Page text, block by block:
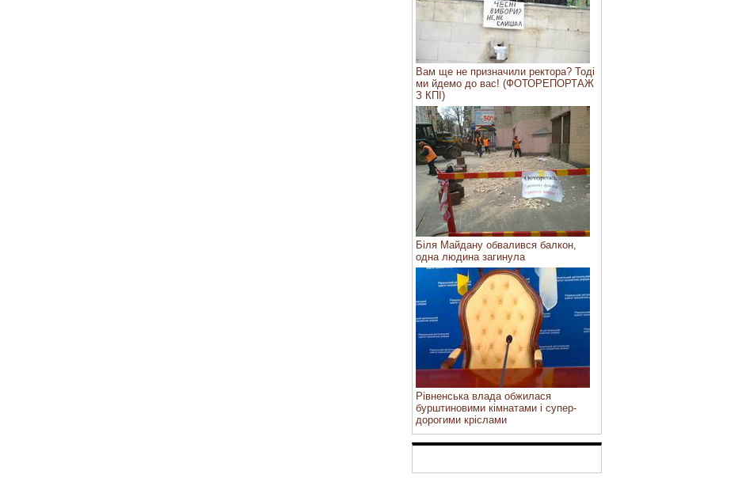
Вам ще не призначили ректора? Тоді
ми йдемо до вас! (ФОТОРЕПОРТАЖ
З КПІ)
Біля Майдану обвалився балкон,
одна людина загинула
Рівненська влада обжилася
бурштиновими кімнатами і супер-
дорогими кріслами